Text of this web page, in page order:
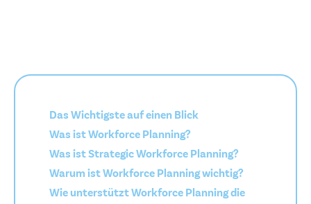
Das Wichtigste auf einen Blick
Was ist Workforce Planning?
Was ist Strategic Workforce Planning?
Warum ist Workforce Planning wichtig?
Wie unterstützt Workforce Planning die